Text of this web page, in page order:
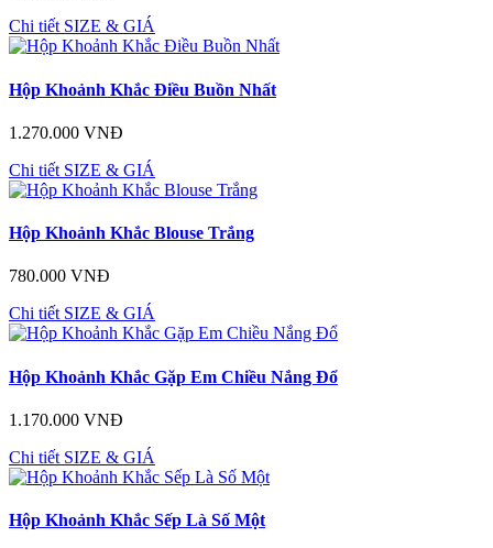
Chi tiết SIZE & GIÁ
Hộp Khoảnh Khắc Điều Buồn Nhất
1.270.000 VNĐ
Chi tiết SIZE & GIÁ
Hộp Khoảnh Khắc Blouse Trắng
780.000 VNĐ
Chi tiết SIZE & GIÁ
Hộp Khoảnh Khắc Gặp Em Chiều Nắng Đổ
1.170.000 VNĐ
Chi tiết SIZE & GIÁ
Hộp Khoảnh Khắc Sếp Là Số Một